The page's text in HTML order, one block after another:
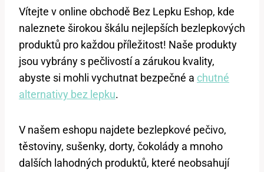
Vítejte v online obchodě Bez Lepku Eshop, kde
naleznete širokou škálu nejlepších bezlepkových
produktů pro každou příležitost! Naše produkty
jsou vybrány s pečlivostí a zárukou kvality,
abyste si mohli vychutnat bezpečné a chutné
alternativy bez lepku.
V našem eshopu najdete bezlepkové pečivo,
těstoviny, sušenky, dorty, čokolády a mnoho
dalších lahodných produktů, které neobsahují